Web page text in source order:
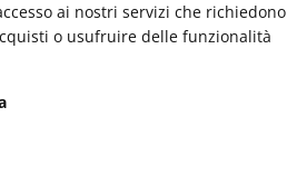
ai nostri servizi che richiedono
o usufruire delle funzionalità